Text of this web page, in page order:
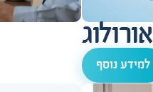
אורולוג
למידע נוסף